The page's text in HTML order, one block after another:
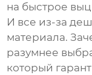
на быстрое
И все из-за
материала.
разумнее
который